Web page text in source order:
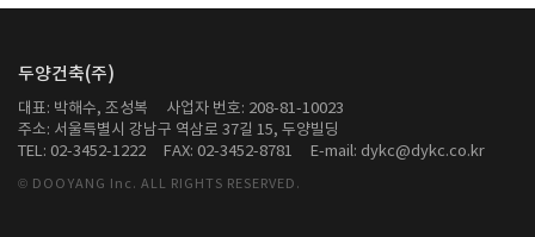
두양건축(주)
대표: 박해수, 조성복
사업자 번호: 208-81-10023
주소: 서울특별시 강남구 역삼로 37길 15, 두양빌딩
TEL: 02-3452-1222
FAX: 02-3452-8781 E-mail: dykc@dykc.co.kr
© DOOYANG Inc. ALL RIGHTS RESERVED.